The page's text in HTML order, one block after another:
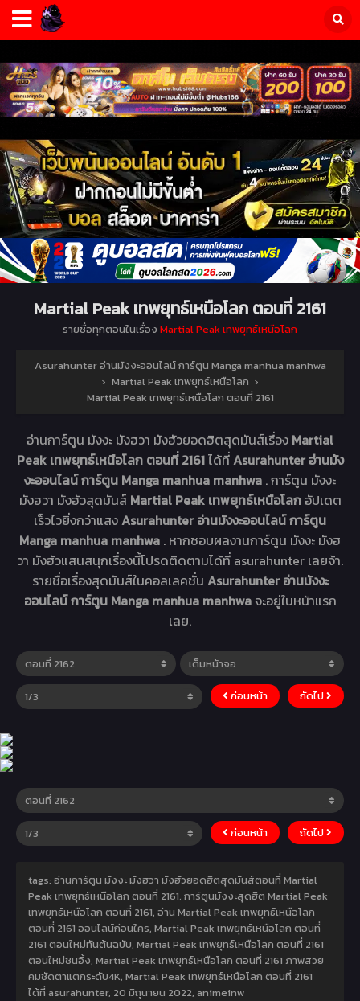
Martial Peak เทพยุทธ์เหนือโลก ตอนที่ 2161
รายชื่อทุกตอนในเรื่อง Martial Peak เทพยุทธ์เหนือโลก
Asurahunter อ่านมังงะออนไลน์ การ์ตูน Manga manhua manhwa
› Martial Peak เทพยุทธ์เหนือโลก ›
Martial Peak เทพยุทธ์เหนือโลก ตอนที่ 2161
อ่านการ์ตูน มังงะ มังฮวา มังฮัวยอดฮิตสุดมันส์เรื่อง Martial
Peak เทพยุทธ์เหนือโลก ตอนที่ 2161ได้ที่Asurahunter อ่านมัง
งะออนไลน์ การ์ตูน Manga manhua manhwa . การ์ตูน มังงะ
มังฮวา มังฮัวสุดมันส์ Martial Peak เทพยุทธ์เหนือโลก อัปเดต
เร็วไวยิ่งกว่าแสงAsurahunter อ่านมังงะออนไลน์ การ์ตูน
Manga manhua manhwa . หากชอบผลงานการ์ตูน มังงะ มังฮ
วา มังฮัวแสนสนุกเรื่องนี้โปรดติดตามได้ที่ asurahunter เลยจ้า.
รายชื่อเรื่องสุดมันส์ในคอลเลคชั่น Asurahunter อ่านมังงะ
ออนไลน์ การ์ตูน Manga manhua manhwa จะอยู่ในหน้าแรก
เลย.
ก่อนหน้า ถัดไป
ก่อนหน้า ถัดไป
tags: อ่านการ์ตูน มังงะ มังฮวา มังฮัวยอดฮิตสุดมันส์ตอนที่ Martial
Peak เทพยุทธ์เหนือโลก ตอนที่ 2161, การ์ตูนมังงะสุดฮิต Martial Peak
เทพยุทธ์เหนือโลก ตอนที่ 2161, อ่าน Martial Peak เทพยุทธ์เหนือโลก
ตอนที่ 2161 ออนไลน์ก่อนใคร, Martial Peak เทพยุทธ์เหนือโลก ตอนที่
2161 ตอนใหม่ทันต้นฉบับ, Martial Peak เทพยุทธ์เหนือโลก ตอนที่ 2161
ตอนใหม่ชนอิ้ง, Martial Peak เทพยุทธ์เหนือโลก ตอนที่ 2161 ภาพสวย
คมชัดตาแตกระดับ4K, Martial Peak เทพยุทธ์เหนือโลก ตอนที่ 2161
ได้ที่ asurahunter, 20 มิถุนายน 2022, animeinw